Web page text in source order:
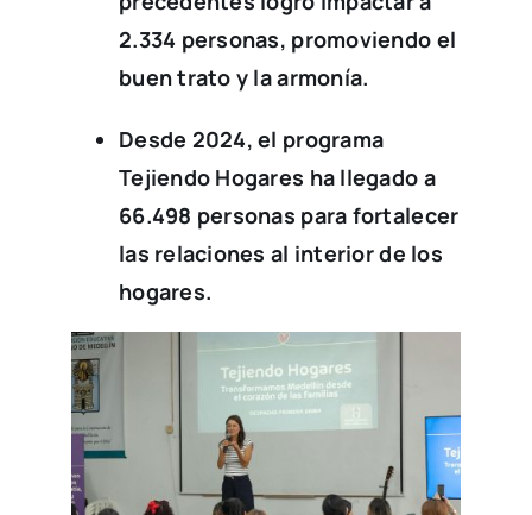
2.334 personas, promoviendo el
buen trato y la armonía.
Desde 2024, el programa
Tejiendo Hogares ha llegado a
66.498 personas para fortalecer
las relaciones al interior de los
hogares.